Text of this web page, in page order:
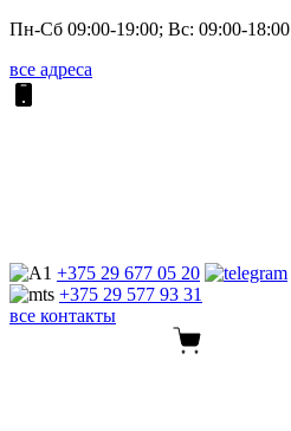
Пн-Сб 09:00-19:00; Вс: 09:00-18:00
все адреса
+375 29 677 05 20
+375 29 577 93 31
все контакты